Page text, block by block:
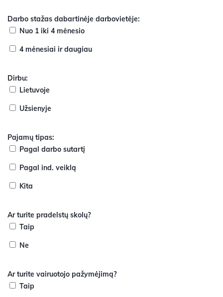
Darbo stažas dabartinėje darbovietėje:
Nuo 1 iki 4 mėnesio
4 mėnesiai ir daugiau
Dirbu:
Lietuvoje
Užsienyje
Pajamų tipas:
Pagal darbo sutartį
Pagal ind. veiklą
Kita
Ar turite pradelstų skolų?
Taip
Ne
Ar turite vairuotojo pažymėjimą?
Taip